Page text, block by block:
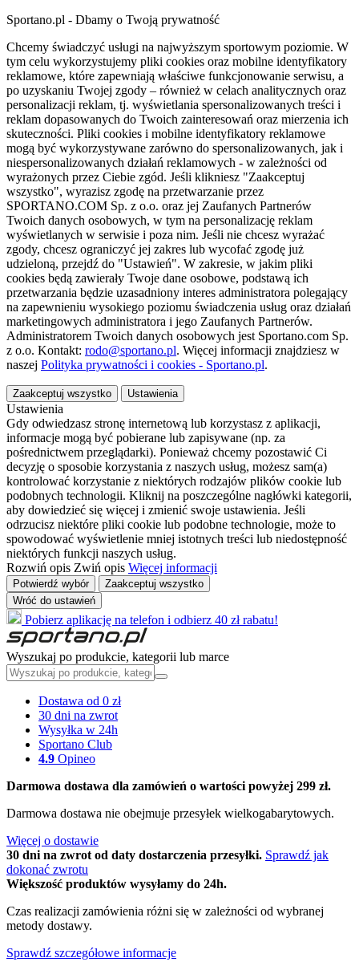
Sportano.pl - Dbamy o Twoją prywatność
Chcemy świadczyć usługi na najwyższym sportowym poziomie. W
tym celu wykorzystujemy pliki cookies oraz mobilne identyfikatory
reklamowe, które zapewniają właściwe funkcjonowanie serwisu, a
po uzyskaniu Twojej zgody – również w celach analitycznych oraz
personalizacji reklam, tj. wyświetlania spersonalizowanych treści i
reklam dopasowanych do Twoich zainteresowań oraz mierzenia ich
skuteczności. Pliki cookies i mobilne identyfikatory reklamowe
mogą być wykorzystywane zarówno do spersonalizowanych, jak i
niespersonalizowanych działań reklamowych - w zależności od
wyrażonych przez Ciebie zgód. Jeśli klikniesz "Zaakceptuj
wszystko", wyrazisz zgodę na przetwarzanie przez
SPORTANO.COM Sp. z o.o. oraz jej Zaufanych Partnerów
Twoich danych osobowych, w tym na personalizację reklam
wyświetlanych w serwisie i poza nim. Jeśli nie chcesz wyrażać
zgody, chcesz ograniczyć jej zakres lub wycofać zgodę już
udzieloną, przejdź do "Ustawień". W zakresie, w jakim pliki
cookies będą zawierały Twoje dane osobowe, podstawą ich
przetwarzania będzie uzasadniony interes administratora polegający
na zapewnieniu wysokiego poziomu świadczenia usług oraz działań
marketingowych administratora i jego Zaufanych Partnerów.
Administratorem Twoich danych osobowych jest Sportano.com Sp.
z o.o. Kontakt: rodo@sportano.pl. Więcej informacji znajdziesz w
naszej Polityka prywatności i cookies - Sportano.pl.
Zaakceptuj wszystko Ustawienia
Ustawienia
Gdy odwiedzasz stronę internetową lub korzystasz z aplikacji,
informacje mogą być pobierane lub zapisywane (np. za
pośrednictwem przeglądarki). Ponieważ chcemy pozostawić Ci
decyzję o sposobie korzystania z naszych usług, możesz sam(a)
kontrolować korzystanie z niektórych rodzajów plików cookie lub
podobnych technologii. Kliknij na poszczególne nagłówki kategorii,
aby dowiedzieć się więcej i zmienić swoje ustawienia. Jeśli
odrzucisz niektóre pliki cookie lub podobne technologie, może to
spowodować wyświetlenie mniej istotnych treści lub niedostępność
niektórych funkcji naszych usług.
Rozwiń opis Zwiń opis Więcej informacji
Potwierdź wybór
Zaakceptuj wszystko
Wróć do ustawień
Pobierz aplikację na telefon i odbierz 40 zł rabatu!
Wyszukaj po produkcie, kategorii lub marce
Dostawa od 0 zł
30 dni na zwrot
Wysyłka w 24h
Sportano Club
4.9 Opineo
Darmowa dostawa dla zamówień o wartości powyżej 299 zł.
Darmowa dostawa nie obejmuje przesyłek wielkogabarytowych.
Więcej o dostawie
30 dni na zwrot od daty dostarczenia przesyłki. Sprawdź jak
dokonać zwrotu
Większość produktów wysyłamy do 24h.
Czas realizacji zamówienia różni się w zależności od wybranej
metody dostawy.
Sprawdź szczegółowe informacje